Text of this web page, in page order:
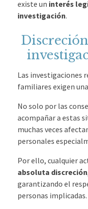
existe un interés
investigación.
Las investigaciones
familiares exigen
No solo por las
acompañar a estas
muchas veces
personales
Por ello, cualquier
absoluta discreción
garantizando el
personas implicadas.